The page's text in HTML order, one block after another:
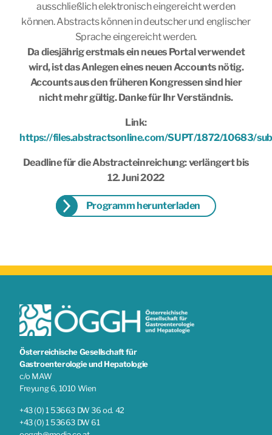
ausschließlich elektronisch eingereicht werden
können. Abstracts können in deutscher und englischer
Sprache eingereicht werden.
Da diesjährig erstmals ein neues Portal verwendet
wird, ist das Anlegen eines neuen Accounts nötig.
Accounts aus den früheren Kongressen sind hier
nicht mehr gültig. Danke für Ihr Verständnis.
Link:
https://files.abstractsonline.com/SUPT/1872/10683/
Deadline für die Abstracteinreichung: verlängert bis
12. Juni 2022
Programm herunterladen
Österreichische Gesellschaft für
Gastroenterologie und Hepatologie
c/o MAW
Freyung 6, 1010 Wien
+43 (0) 1 53663 DW 36 od. 42
+43 (0) 1 53663 DW 61